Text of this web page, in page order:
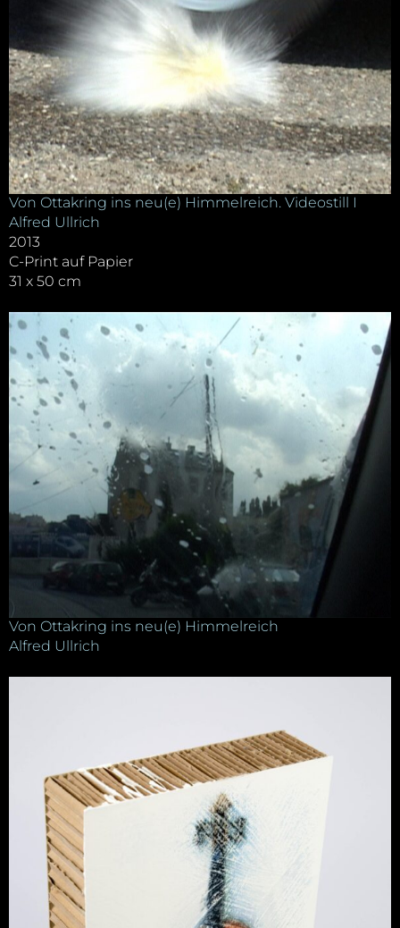
Von Ottakring ins neu(e) Himmelreich. Videostill I
Alfred Ullrich
2013
C-Print auf Papier
31 x 50 cm
Von Ottakring ins neu(e) Himmelreich
Alfred Ullrich